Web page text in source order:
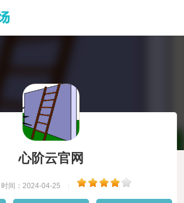
心阶云官网
时间：2024-04-25